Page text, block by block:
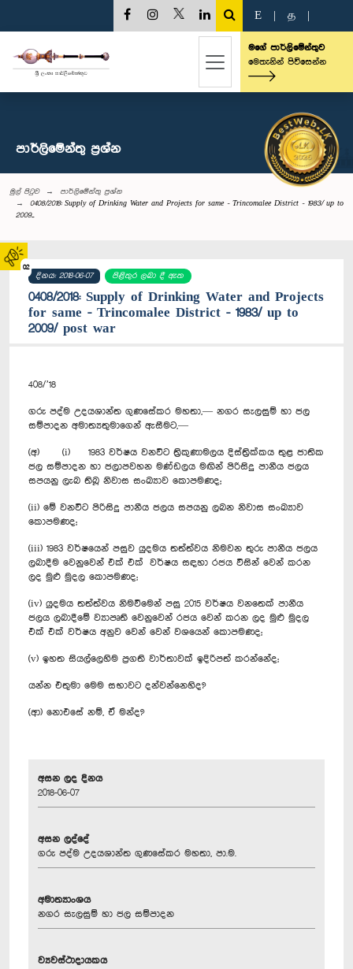
02
E த
මගේ පාර්ලිමේන්තුව
මෙතැනින් පිවිසෙන්න
පාර්ලි‌මේන්තු‌ ප්‍රශ්න
මුල් පිටුව
පාර්ලි‌මේන්තු‌ ප්‍රශ්න
0408/2018: Supply of Drinking Water and Projects for same - Trincomalee District - 1983/ up to
2009...
දිනය: 2018-06-07 පිළිතුර ලබා දී ඇත
0408/2018: Supply of Drinking Water and Projects
for same - Trincomalee District - 1983/ up to
2009/ post war
408/’18
ගරු පද්ම උදයශාන්ත ගුණසේකර මහතා,— නගර සැලසුම් හා ජල
සම්පාදන අමාත්‍යතුමාගෙන් ඇසීමට,—
(අ) (i) 1983 වර්ෂය වනවිට ත්‍රිකුණාමලය දිස්ත්‍රික්කය තුළ ජාතික
ජල සම්පාදන හා ජලාපවහන මණ්ඩලය මඟින් පිරිසිදු පානීය ජලය
සපයනු ලැබ තිබූ නිවාස සංඛ්‍යාව කොපමණද;
(ii) මේ වනවිට පිරිසිදු පානීය ජලය සපයනු ලබන නිවාස සංඛ්‍යාව
කොපමණද;
(iii) 1983 වර්ෂයෙන් පසුව යුදමය තත්ත්වය නිමවන තුරු පානීය ජලය
ලබාදීම වෙනුවෙන් එක් එක් වර්ෂය සඳහා රජය විසින් වෙන් කරන
ලද මුළු මුදල කොපමණද;
(iv) යුදමය තත්ත්වය නිමවීමෙන් පසු 2015 වර්ෂය වනතෙක් පානීය
ජලය ලබාදීමේ ව්‍යාපෘති වෙනුවෙන් රජය වෙන් කරන ලද මුළු මුදල
එක් එක් වර්ෂය අනුව වෙන් වෙන් වශයෙන් කොපමණද;
(v) ඉහත සියල්ලෙහිම ප්‍රගති වාර්තාවක් ඉදිරිපත් කරන්නේද;
යන්න එතුමා මෙම සභාව‍ට දන්වන්නෙහිද?
(ආ) නොඑසේ නම්, ඒ මන්ද?
අසන ලද දිනය
2018-06-07
අසන ලද්දේ
ගරු පද්ම උදයශාන්ත ගුණසේකර මහතා, පා.ම.
අමාත්‍යාංශය
නගර සැලසුම් හා ජල සම්පාදන
ව්‍යවස්ථාදායකය